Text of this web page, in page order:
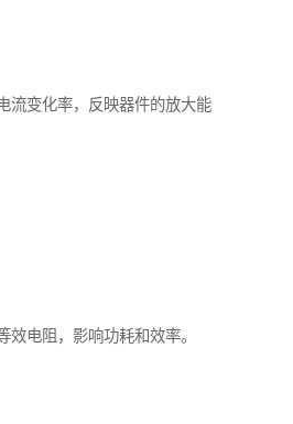
流变化率，反映器件的放大能
效电阻，影响功耗和效率。